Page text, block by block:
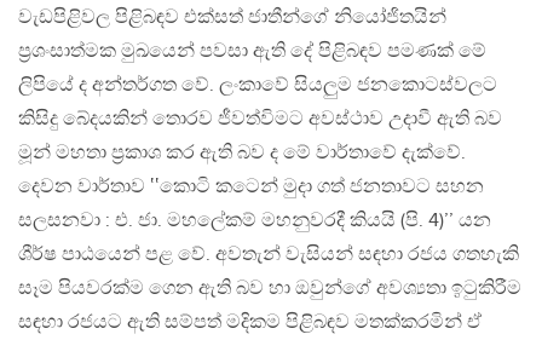
වැඩපිළිවල පිළිබඳව එක්සත් ජාතීන්ගේ නියෝජිතයින්
ප්‍රශංසාත්මක මුඛයෙන් පවසා ඇති දේ පිළිබඳව පමණක් මේ
ලිපියේ ද අන්තර්ගත වේ. ලංකාවේ සියලුම ජනකොටස්වලට
කිසිදු බේදයකින් තොරව ජීවත්විමට අවස්ථාව උදාවී ඇති බව
මූන් මහතා ප්‍රකාශ කර ඇති බව ද මේ වාර්තාවේ දැක්වේ.
දෙවන වාර්තාව ‛‛කොටි කටෙන් මුදා ගත් ජනතාවට සහන
සලසනවා : එ. ජා. මහලේකම් මහනුවරදී කියයි (පි. 4)’’ යන
ශීර්ෂ පාඨයෙන් පළ වේ. අවතැන් වැසියන් සඳහා රජය ගතහැකි
සෑම පියවරක්ම ගෙන ඇති බව හා ඔවුන්ගේ අවශ්‍යතා ඉටුකිරීම
සඳහා රජයට ඇති සම්පත් මදිකම පිළිබඳව මතක්කරමින් ඒ